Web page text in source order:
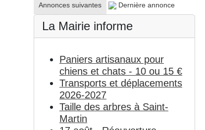
Annonces suivantes Dernière annonce
La Mairie informe
Paniers artisanaux pour
chiens et chats - 10 ou 15 €
Transports et déplacements
2026-2027
Taille des arbres à Saint-
Martin